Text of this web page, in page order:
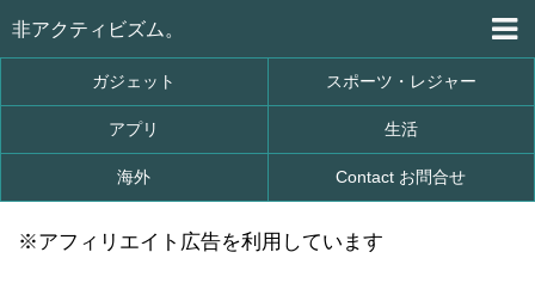
非アクティビズム。
ガジェット スポーツ・レジャー
アプリ 生活
海外 Contact お問合せ
※アフィリエイト広告を利用しています